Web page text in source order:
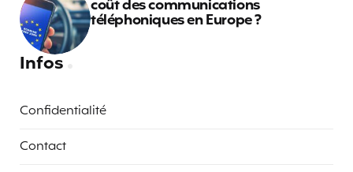
coût des communications
téléphoniques en Europe ?
Infos
Confidentialité
Contact